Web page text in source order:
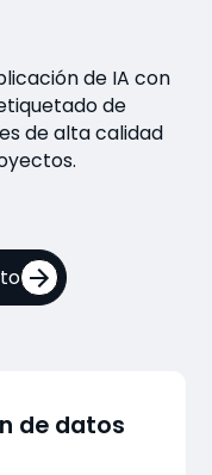
de IA con
de
de alta calidad
de datos